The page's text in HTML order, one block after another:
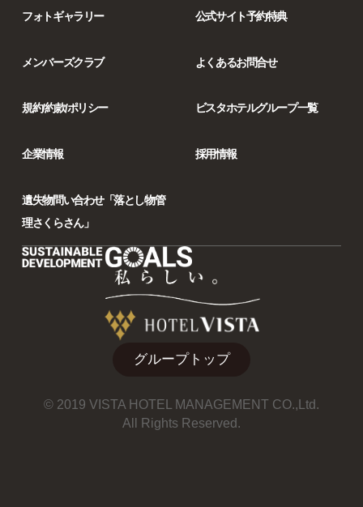
フォトギャラリー 公式サイト予約特典
メンバーズクラブ よくあるお問合せ
規約/約款/ポリシー ビスタホテルグループ一覧
企業情報 採用情報
遺失物問い合わせ「落とし物管
理さくらさん」
グループトップ
© 2019 VISTA HOTEL MANAGEMENT CO.,Ltd.
All Rights Reserved.